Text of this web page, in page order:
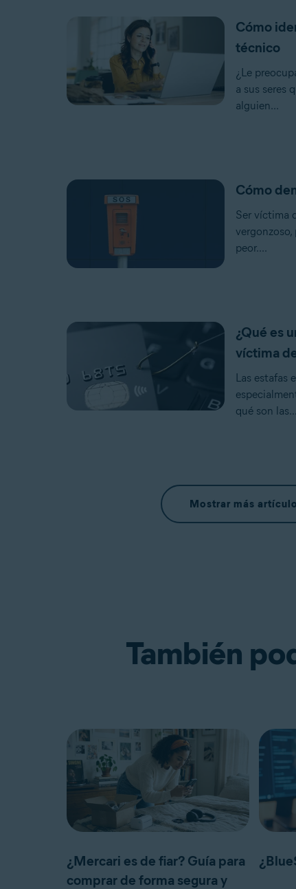
Cómo
técnico
¿Le
a sus seres
alguien...
Cómo
Ser víctima
peor....
¿Qué es
víctima
Las estafas
qué son las...
Mostrar más
También
¿Mercari es de fiar? Guía para
comprar de forma segura y